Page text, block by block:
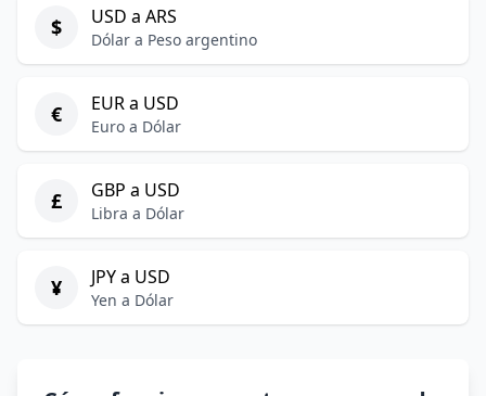
$ USD a ARS
Dólar a Peso argentino
€ EUR a USD
Euro a Dólar
£ GBP a USD
Libra a Dólar
¥ JPY a USD
Yen a Dólar